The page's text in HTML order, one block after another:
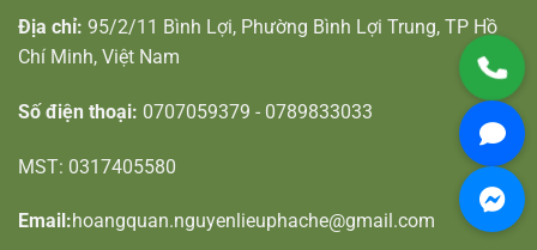
Địa chỉ: 95/2/11 Bình Lợi, Phường Bình Lợi Trung, TP Hồ
Chí Minh, Việt Nam
Số điện thoại: 0707059379 - 0789833033
MST: 0317405580
Email:hoangquan.nguyenlieuphache@gmail.com